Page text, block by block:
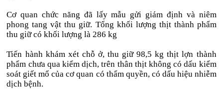
Cơ quan chức năng đã lấy mẫu gửi giám định và niêm
phong tang vật thu giữ. Tổng khối lượng thịt thành phẩm
thu giữ có khối lượng là 286 kg
Tiến hành khám xét chỗ ở, thu giữ 98,5 kg thịt lợn thành
phẩm chưa qua kiểm dịch, trên thân thịt không có dấu kiểm
soát giết mổ của cơ quan có thẩm quyền, có dấu hiệu nhiễm
dịch bệnh.